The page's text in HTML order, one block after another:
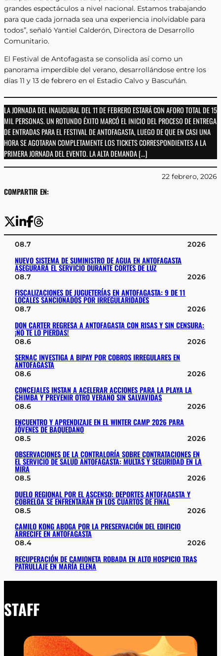
grandes espectáculos a nivel nacional. Estamos trabajando
para que cada jornada sea una experiencia inolvidable para
todos”, señaló Yantiel Calderón, Directora de Desarrollo
Comunitario.
El Festival de Antofagasta se consolida así como un
panorama imperdible del verano, desarrollándose entre los
días 11 y 13 de febrero en el Estadio Calvo y Bascuñán.
LA JORNADA DEL INAUGURAL DEL 11 DE FEBRERO ESTARÁ CON AFORO TOTAL DE 15
MIL PERSONAS. UN ROTUNDO ÉXITO MARCÓ EL INICIO DEL PROCESO DE ENTREGA
DE ENTRADAS PARA EL FESTIVAL DE ANTOFAGASTA, LUEGO DE QUE EN CASI UNA
HORA SE AGOTARAN COMPLETAMENTE LOS TICKETS CORRESPONDIENTES A LA
PRIMERA JORNADA DEL EVENTO. LA ALTA DEMANDA […]
COMPARTIR EN:
22 febrero, 2026
08.7 2026
NUEVO SISTEMA DE SUMINISTRO DE AGUA EN ANTOFAGASTA
ASEGURARÁ EL SERVICIO DURANTE CORTES DE LUZ
08.7 2026
FISCALIZACIONES DE JUGUETERÍAS EN ANTOFAGASTA: 9 DE 11
LOCALES SANCIONADOS POR IRREGULARIDADES
08.7 2026
DON CARTER REGRESA A ANTOFAGASTA CON RISAS Y SIN CENSURA:
¡NO TE LO PIERDAS!
08.6 2026
SERNAC INVESTIGA A BIPAY POR COBROS IRREGULARES EN
ANTOFAGASTA
08.6 2026
CONCEJALES INSTAN A ACELERAR ACCIONES PARA LA PLAYA LA
CHIMBA Y PREVENIR OTRO VERANO SIN SALVAVIDAS
08.6 2026
ENCUENTRO Y APRENDIZAJE EN EL WINTER CAMP 2026 PARA
JÓVENES DE BAQUEDANO
08.5 2026
OBSERVACIONES DE LA CONTRALORÍA SOBRE CONTRATACIONES EN
EL SERVICIO DE SALUD ANTOFAGASTA: MULTAS Y SEGURIDAD EN LA
MIRA
08.5 2026
DUELO REGIONAL POR EL ASCENSO: DEPORTES ANTOFAGASTA Y
COBRELOA SE ENFRENTARÁN EN LOS CUARTOS DE FINAL
08.5 2026
CAMILO KONG ABOGA POR LA PRESERVACIÓN DEL EDIFICIO
ARRECIFE EN ANTOFAGASTA
08.4 2026
RECUPERACIÓN DE CAMIONETA ROBADA EN ALTO HOSPICIO TRAS
PATRULLAJE EN MARÍA ELENA
STAFF